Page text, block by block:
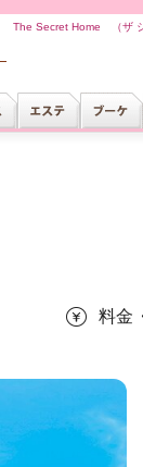
The Secret Home （ザ シ
料金